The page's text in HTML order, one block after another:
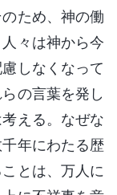
ため、神の働
々は神から今
しなくなって
の言葉を発し
える。なぜな
年にわたる歴
とは、万人に